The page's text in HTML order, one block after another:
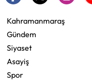
Kahramanmaraş
Gündem
Siyaset
Asayiş
Spor